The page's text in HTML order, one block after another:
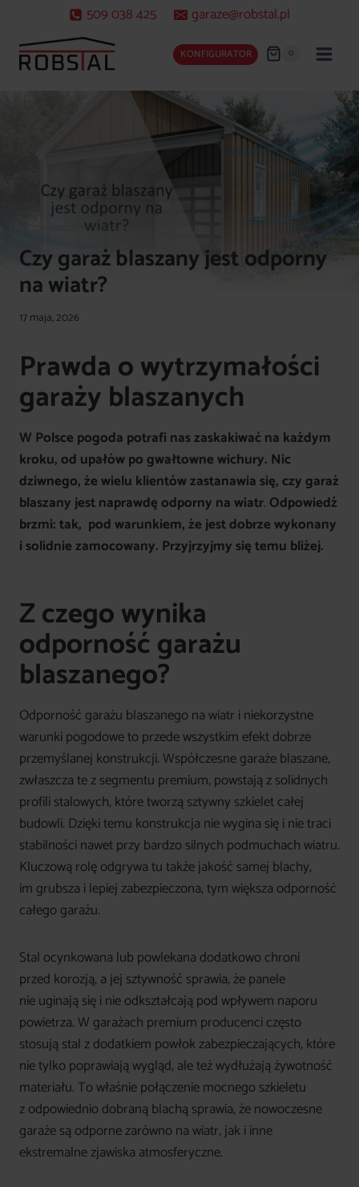
treści
509 038 425 garaze@robstal.pl
KONFIGURATOR 0
Czy garaż blaszany jest odporny
na wiatr?
17 maja, 2026
Prawda o wytrzymałości
garaży blaszanych
W Polsce pogoda potrafi nas zaskakiwać na każdym
kroku, od upałów po gwałtowne wichury. Nic
dziwnego, że wielu klientów zastanawia się,czy garaż
blaszany jest naprawdę odporny na wiatr. Odpowiedź
brzmi: tak, pod warunkiem, że jest dobrze wykonany
i solidnie zamocowany. Przyjrzyjmy się temu bliżej.
Z czego wynika
odporność garażu
blaszanego?
Odporność garażu blaszanego na wiatr i niekorzystne
warunki pogodowe to przede wszystkim efekt dobrze
przemyślanej konstrukcji. Współczesne garaże blaszane,
zwłaszcza te z segmentu premium, powstają z solidnych
profili stalowych, które tworzą sztywny szkielet całej
budowli. Dzięki temu konstrukcja nie wygina się i nie traci
stabilności nawet przy bardzo silnych podmuchach wiatru.
Kluczową rolę odgrywa tu także jakość samej blachy,
im grubsza i lepiej zabezpieczona, tym większa odporność
całego garażu.
Stal ocynkowana lub powlekana dodatkowo chroni
przed korozją, a jej sztywność sprawia, że panele
nie uginają się i nie odkształcają pod wpływem naporu
powietrza. W garażach premium producenci często
stosują stal z dodatkiem powłok zabezpieczających, które
nie tylko poprawiają wygląd, ale też wydłużają żywotność
materiału. To właśnie połączenie mocnego szkieletu
z odpowiednio dobraną blachą sprawia, że nowoczesne
garaże są odporne zarówno na wiatr, jak i inne
ekstremalne zjawiska atmosferyczne.